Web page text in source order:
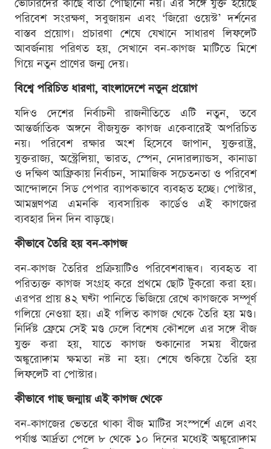
ভোটারদের কাছে বার্তা পৌঁছানো নয়। এর সঙ্গে যুক্ত হয়েছে
পরিবেশ সংরক্ষণ, সবুজায়ন এবং ‘জিরো ওয়েস্ট’ দর্শনের
বাস্তব প্রয়োগ। প্রচারণা শেষে যেখানে সাধারণ লিফলেট
আবর্জনায় পরিণত হয়, সেখানে বন-কাগজ মাটিতে মিশে
গিয়ে নতুন প্রাণের জন্ম দেয়।
বিশ্বে পরিচিত ধারণা, বাংলাদেশে নতুন প্রয়োগ
যদিও দেশের নির্বাচনী রাজনীতিতে এটি নতুন, তবে
আন্তর্জাতিক অঙ্গনে বীজযুক্ত কাগজ একেবারেই অপরিচিত
নয়। পরিবেশ রক্ষার অংশ হিসেবে জাপান, যুক্তরাষ্ট্র,
যুক্তরাজ্য, অস্ট্রেলিয়া, ভারত, স্পেন, নেদারল্যান্ডস, কানাডা
ও দক্ষিণ আফ্রিকায় নির্বাচন, সামাজিক সচেতনতা ও পরিবেশ
আন্দোলনে সিড পেপার ব্যাপকভাবে ব্যবহৃত হচ্ছে। পোস্টার,
আমন্ত্রণপত্র এমনকি ব্যবসায়িক কার্ডেও এই কাগজের
ব্যবহার দিন দিন বাড়ছে।
কীভাবে তৈরি হয় বন-কাগজ
বন-কাগজ তৈরির প্রক্রিয়াটিও পরিবেশবান্ধব। ব্যবহৃত বা
পরিত্যক্ত কাগজ সংগ্রহ করে প্রথমে ছোট টুকরো করা হয়।
এরপর প্রায় ৪২ ঘণ্টা পানিতে ভিজিয়ে রেখে কাগজকে সম্পূর্ণ
গলিয়ে নেওয়া হয়। এই গলিত কাগজ থেকে তৈরি হয় মণ্ড।
নির্দিষ্ট ফ্রেমে সেই মণ্ড ঢেলে বিশেষ কৌশলে এর সঙ্গে বীজ
যুক্ত করা হয়, যাতে কাগজ শুকানোর সময় বীজের
অঙ্কুরোদ্গম ক্ষমতা নষ্ট না হয়। শেষে শুকিয়ে তৈরি হয়
লিফলেট বা পোস্টার।
কীভাবে গাছ জন্মায় এই কাগজ থেকে
বন-কাগজের ভেতরে থাকা বীজ মাটির সংস্পর্শে এলে এবং
পর্যাপ্ত আর্দ্রতা পেলে ৮ থেকে ১০ দিনের মধ্যেই অঙ্কুরোদ্গম